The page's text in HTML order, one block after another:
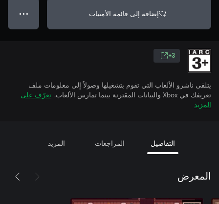
إضافة إلى قائمة الأمنيات ● ● ●
3+
يتلقى ناشرو الألعاب التي تقوم بتشغيلها وصولاً إلى معلومات ملف
تعريفك في Xbox والبيانات المقترنة بينما تمارس الألعاب.
تعرّف على
المزيد
التفاصيل المراجعات المزيد
المعرض